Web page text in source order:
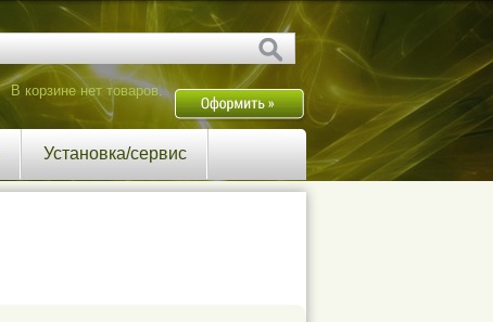
В корзине нет товаров.
Установка/сервис